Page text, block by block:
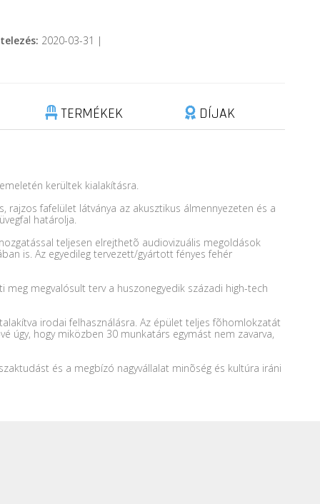
2020-03-31 |
TERMÉKEK DÍJAK
kerültek kialakításra.
fafelület látványa az akusztikus álmennyezeten és a
határolja.
teljesen elrejthetõ audiovizuális megoldások
is. Az egyedileg tervezett/gyártott fényes fehér
megvalósult terv a huszonegyedik századi high-tech
irodai felhasználásra. Az épület teljes fõhomlokzatát
úgy, hogy miközben 30 munkatárs egymást nem zavarva,
és a megbízó nagyvállalat minõség és kultúra iráni